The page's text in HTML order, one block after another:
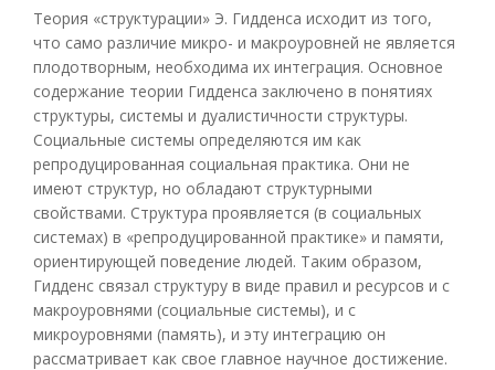
Теория «структурации» Э. Гидденса исходит из того,
что само различие микро- и макроуровней не является
плодотворным, необходима их интеграция. Основное
содержание теории Гидденса заключено в понятиях
структуры, системы и дуалистичности структуры.
Социальные системы определяются им как
репродуцированная социальная практика. Они не
имеют структур, но обладают структурными
свойствами. Структура проявляется (в социальных
системах) в «репродуцированной практике» и памяти,
ориентирующей поведение людей. Таким образом,
Гидденс связал структуру в виде правил и ресурсов и с
макроуровнями (социальные системы), и с
микроуровнями (память), и эту интеграцию он
рассматривает как свое главное научное достижение.